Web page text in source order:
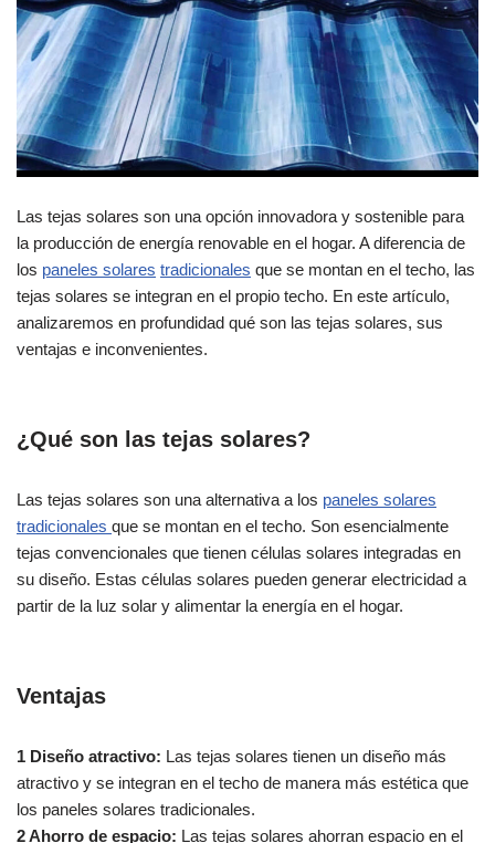
Las tejas solares son una opción innovadora y sostenible para
la producción de energía renovable en el hogar. A diferencia de
los paneles solares tradicionales que se montan en el techo, las
tejas solares se integran en el propio techo. En este artículo,
analizaremos en profundidad qué son las tejas solares, sus
ventajas e inconvenientes.
¿Qué son las tejas solares?
Las tejas solares son una alternativa a los paneles solares
tradicionales que se montan en el techo. Son esencialmente
tejas convencionales que tienen células solares integradas en
su diseño. Estas células solares pueden generar electricidad a
partir de la luz solar y alimentar la energía en el hogar.
Ventajas
1 Diseño atractivo: Las tejas solares tienen un diseño más
atractivo y se integran en el techo de manera más estética que
los paneles solares tradicionales.
2 Ahorro de espacio: Las tejas solares ahorran espacio en el